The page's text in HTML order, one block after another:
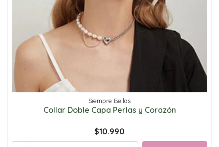
Siempre Bellas
Collar Doble Capa Perlas y Corazón
$10.990